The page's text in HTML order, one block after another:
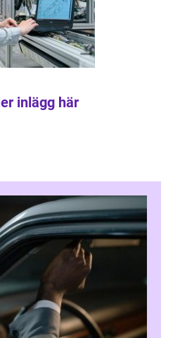
inlägg här